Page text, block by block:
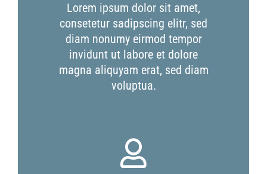
Lorem ipsum dolor sit amet,
consetetur sadipscing elitr, sed
diam nonumy eirmod tempor
invidunt ut labore et dolore
magna aliquyam erat, sed diam
voluptua.